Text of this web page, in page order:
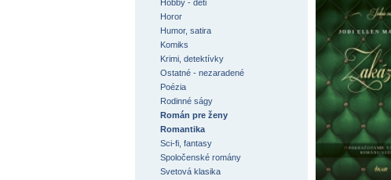
Hobby - deti
Horor
Humor, satira
Komiks
Krimi, detektívky
Ostatné - nezaradené
Poézia
Rodinné ságy
Román pre ženy
Romantika
Sci-fi, fantasy
Spoločenské romány
Svetová klasika